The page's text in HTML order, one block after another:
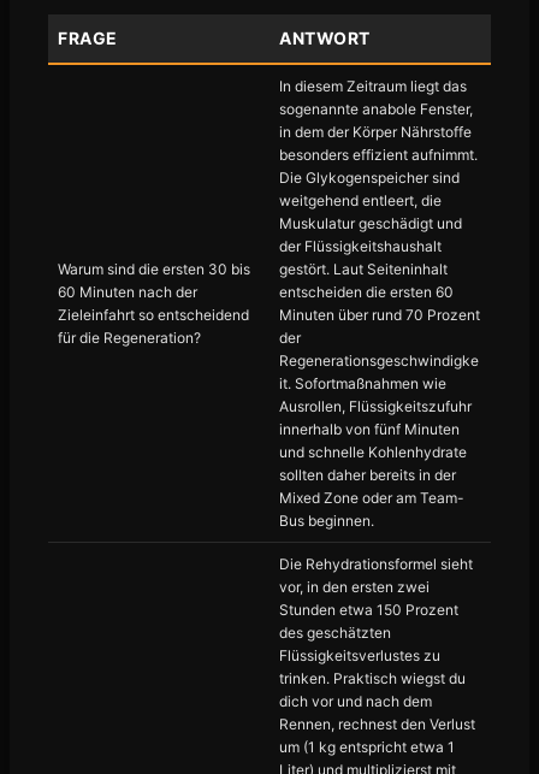
FRAGE ANTWORT
Warum sind die ersten 30 bis
60 Minuten nach der
Zieleinfahrt so entscheidend
für die Regeneration?
In diesem Zeitraum liegt das
sogenannte anabole Fenster,
in dem der Körper Nährstoffe
besonders effizient aufnimmt.
Die Glykogenspeicher sind
weitgehend entleert, die
Muskulatur geschädigt und
der Flüssigkeitshaushalt
gestört. Laut Seiteninhalt
entscheiden die ersten 60
Minuten über rund 70 Prozent
der
Regenerationsgeschwindigke
it. Sofortmaßnahmen wie
Ausrollen, Flüssigkeitszufuhr
innerhalb von fünf Minuten
und schnelle Kohlenhydrate
sollten daher bereits in der
Mixed Zone oder am Team-
Bus beginnen.
Die Rehydrationsformel sieht
vor, in den ersten zwei
Stunden etwa 150 Prozent
des geschätzten
Flüssigkeitsverlustes zu
trinken. Praktisch wiegst du
dich vor und nach dem
Rennen, rechnest den Verlust
um (1 kg entspricht etwa 1
Liter) und multiplizierst mit